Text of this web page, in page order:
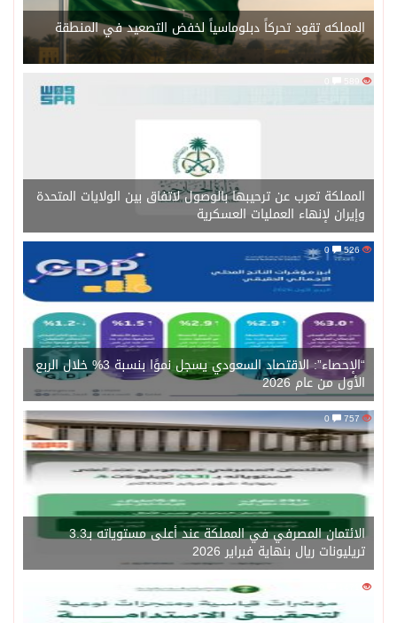
المملكه تقود تحركاً دبلوماسياً لخفض التصعيد في المنطقة
589
المملكة تعرب عن ترحيبها بالوصول لاتفاق بين الولايات المتحدة
وإيران لإنهاء العمليات العسكرية
526
“الإحصاء”: الاقتصاد السعودي يسجل نموًا بنسبة 3% خلال الربع
الأول من عام 2026
757
0
الائتمان المصرفي في المملكة عند أعلى مستوياته بـ3.3
تريليونات ريال بنهاية فبراير 2026
1471